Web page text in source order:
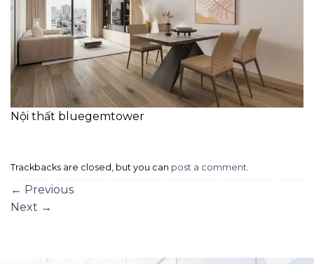
Nội thất bluegemtower
Trackbacks are closed, but you can post a comment.
← Previous
Next →